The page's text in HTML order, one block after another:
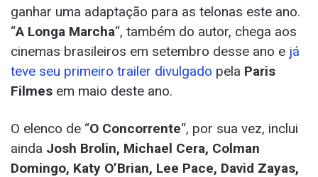
ganhar uma adaptação para as telonas este ano.
“A Longa Marcha“, também do autor, chega aos
cinemas brasileiros em setembro desse ano e já
teve seu primeiro trailer divulgado pela Paris
Filmes em maio deste ano.
O elenco de “O Concorrente“, por sua vez, inclui
ainda Josh Brolin, Michael Cera, Colman
Domingo, Katy O’Brian, Lee Pace, David Zayas,